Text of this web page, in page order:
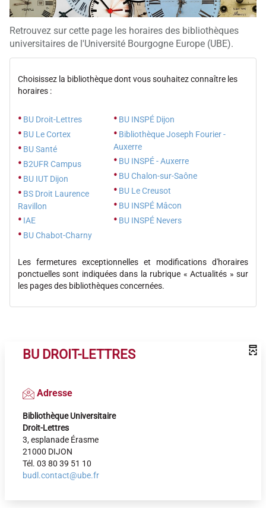
Retrouvez sur cette page les horaires des bibliothèques
universitaires de l'Université Bourgogne Europe (UBE).
Choisissez la bibliothèque dont vous souhaitez connaître les
horaires :
• BU Droit-Lettres
• BU Le Cortex
• BU Santé
• B2UFR Campus
• BU IUT Dijon
• BS Droit Laurence
Ravillon
• IAE
• BU Chabot-Charny
• BU INSPÉ Dijon
• Bibliothèque Joseph Fourier -
Auxerre
• BU INSPÉ - Auxerre
• BU Chalon-sur-Saône
• BU Le Creusot
• BU INSPÉ Mâcon
• BU INSPÉ Nevers
Les fermetures exceptionnelles et modifications d'horaires
ponctuelles sont indiquées dans la rubrique « Actualités » sur
les pages des bibliothèques concernées.
BU DROIT-LETTRES
Adresse
Bibliothèque Universitaire
Droit-Lettres
3, esplanade Érasme
21000 DIJON
Tél. 03 80 39 51 10
budl.contact@ube.fr